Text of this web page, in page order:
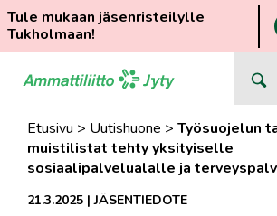
Tule mukaan jäsenristeilylle
Tukholmaan!
suoraan
Etusivu > Uutishuone > Työsuojelun
muistilistat tehty yksityiselle
sosiaalipalvelualalle ja
21.3.2025 |JÄSENTIEDOTE